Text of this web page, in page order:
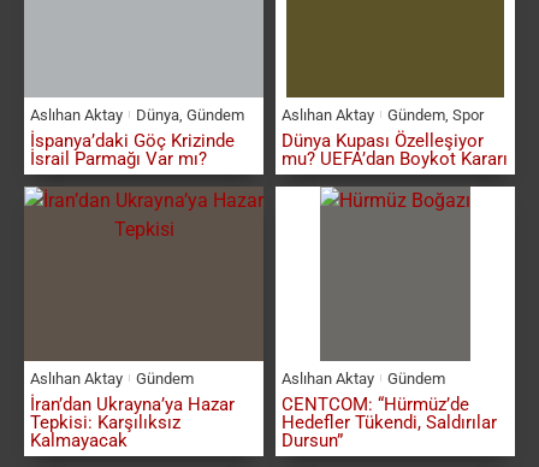
Aslıhan Aktay Dünya Gündem
İspanya’daki Göç Krizinde
İsrail Parmağı Var mı?
Aslıhan Aktay Gündem Spor
Dünya Kupası Özelleşiyor
mu? UEFA’dan Boykot Kararı
Aslıhan Aktay Gündem
İran’dan Ukrayna’ya Hazar
Tepkisi: Karşılıksız
Kalmayacak
Aslıhan Aktay Gündem
CENTCOM: “Hürmüz’de
Hedefler Tükendi, Saldırılar
Dursun”